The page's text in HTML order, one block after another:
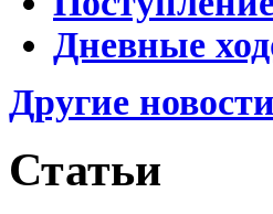
Дневные
Другие новости
Статьи